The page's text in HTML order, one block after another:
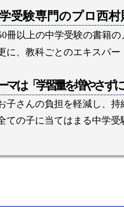
受験専門のプロ西村
冊以上の中学受験の書籍
に、教科ごとのエキスパ
マは「学習量を増やさず
子さんの負担を軽減し、
ての子に当てはまる中学